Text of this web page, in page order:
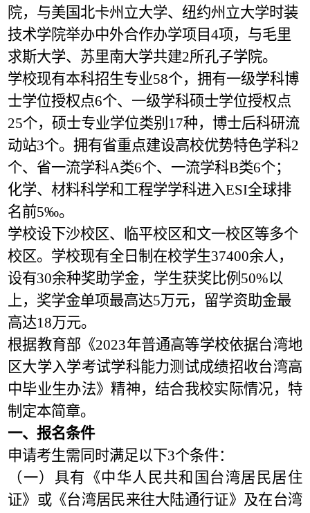
院，与美国北卡州立大学、纽约州立大学时装
技术学院举办中外合作办学项目4项，与毛里
求斯大学、苏里南大学共建2所孔子学院。
学校现有本科招生专业58个，拥有一级学科博
士学位授权点6个、一级学科硕士学位授权点
25个，硕士专业学位类别17种，博士后科研流
动站3个。拥有省重点建设高校优势特色学科2
个、省一流学科A类6个、一流学科B类6个；
化学、材料科学和工程学学科进入ESI全球排
名前5‰。
学校设下沙校区、临平校区和文一校区等多个
校区。学校现有全日制在校学生37400余人，
设有30余种奖助学金，学生获奖比例50%以
上，奖学金单项最高达5万元，留学资助金最
高达18万元。
根据教育部 《2023年普通高等学校依据台湾地
区大学入学考试学科能力测试成绩招收台湾高
中毕业生办法》精神，结合我校实际情况，特
制定本简章。
一、报名条件
申请考生需同时满足以下3个条件：
（一）具有《中华人民共和国台湾居民居住
证》或《台湾居民来往大陆通行证》及在台湾